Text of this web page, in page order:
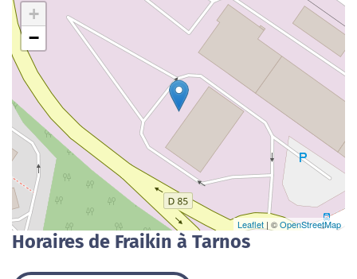
+
−
Leaflet | ©OpenStreetMap
Horaires de Fraikin à Tarnos